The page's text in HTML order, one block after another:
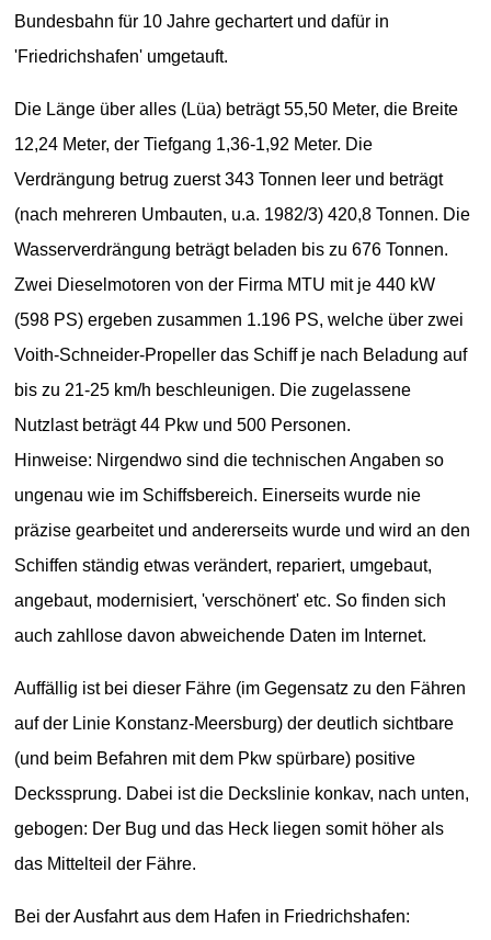
Bundesbahn für 10 Jahre gechartert und dafür in
'Friedrichshafen' umgetauft.
Die Länge über alles (Lüa) beträgt 55,50 Meter, die Breite
12,24 Meter, der Tiefgang 1,36-1,92 Meter. Die
Verdrängung betrug zuerst 343 Tonnen leer und beträgt
(nach mehreren Umbauten, u.a. 1982/3) 420,8 Tonnen. Die
Wasserverdrängung beträgt beladen bis zu 676 Tonnen.
Zwei Dieselmotoren von der Firma MTU mit je 440 kW
(598 PS) ergeben zusammen 1.196 PS, welche über zwei
Voith-Schneider-Propeller das Schiff je nach Beladung auf
bis zu 21-25 km/h beschleunigen. Die zugelassene
Nutzlast beträgt 44 Pkw und 500 Personen.
Hinweise: Nirgendwo sind die technischen Angaben so
ungenau wie im Schiffsbereich. Einerseits wurde nie
präzise gearbeitet und andererseits wurde und wird an den
Schiffen ständig etwas verändert, repariert, umgebaut,
angebaut, modernisiert, 'verschönert' etc. So finden sich
auch zahllose davon abweichende Daten im Internet.
Auffällig ist bei dieser Fähre (im Gegensatz zu den Fähren
auf der Linie Konstanz-Meersburg) der deutlich sichtbare
(und beim Befahren mit dem Pkw spürbare) positive
Deckssprung. Dabei ist die Deckslinie konkav, nach unten,
gebogen: Der Bug und das Heck liegen somit höher als
das Mittelteil der Fähre.
Bei der Ausfahrt aus dem Hafen in Friedrichshafen: